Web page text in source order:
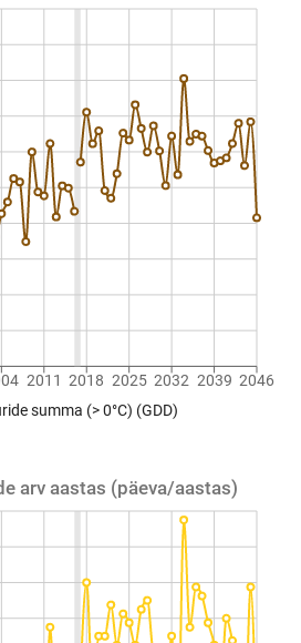
2011 2018 2025 2032 2039 2046
summa (> 0°C) (GDD)
arv aastas (päeva/aastas)